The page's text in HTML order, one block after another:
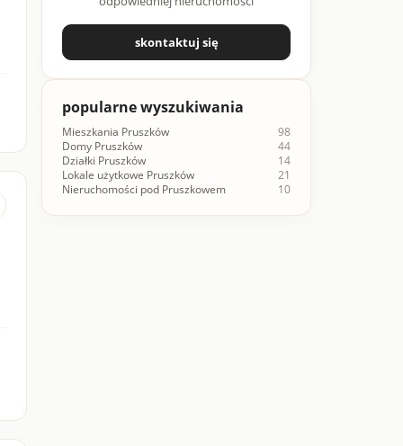
skontaktuj się
popularne wyszukiwania
Mieszkania Pruszków
98
Domy Pruszków
44
Działki Pruszków
14
Lokale użytkowe Pruszków
21
Nieruchomości pod Pruszkowem
10